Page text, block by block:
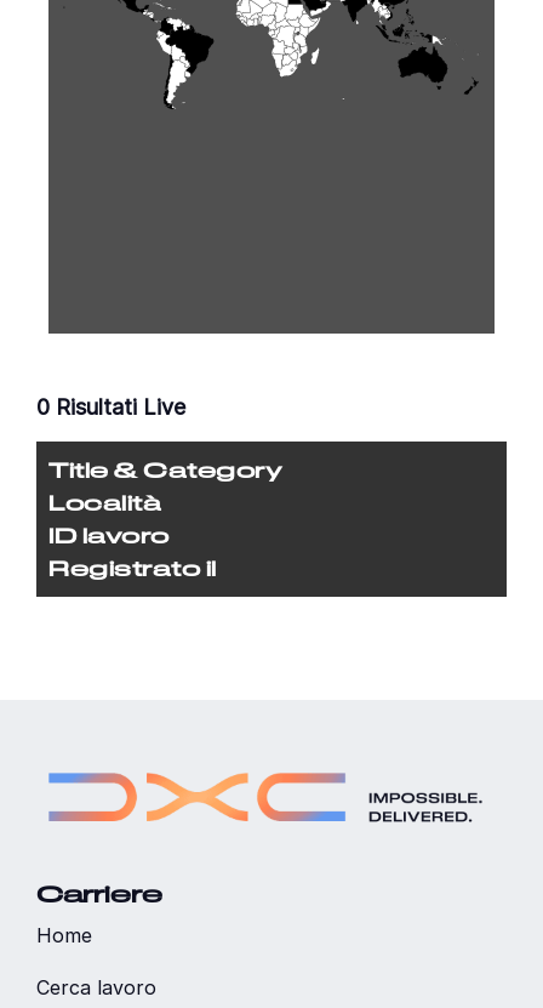
0 Risultati Live
Title & Category
Località
ID lavoro
Registrato il
Carriere
Home
Cerca lavoro